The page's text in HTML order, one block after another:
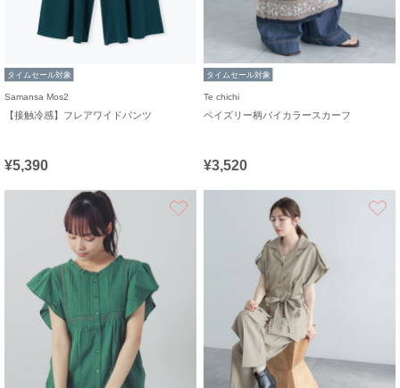
タイムセール対象
Samansa Mos2
【接触冷感】フレアワイドパンツ
¥5,390
タイムセール対象
Te chichi
ペイズリー柄バイカラースカーフ
¥3,520